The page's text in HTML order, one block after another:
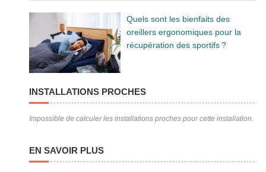
Quels sont les bienfaits des
oreillers ergonomiques pour la
récupération des sportifs ?
INSTALLATIONS PROCHES
Impossible de calculer les installations proches pour cette installation.
EN SAVOIR PLUS